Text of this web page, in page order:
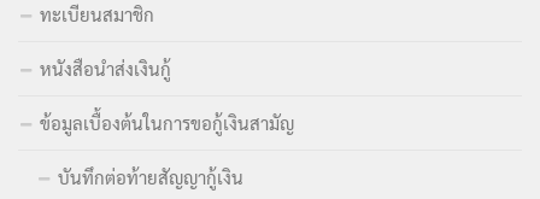
ทะเบียนสมาชิก
หนังสือนำส่งเงินกู้
ข้อมูลเบื้องต้นในการขอกู้เงินสามัญ
บันทึกต่อท้ายสัญญากู้เงิน